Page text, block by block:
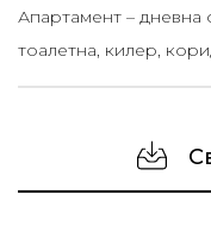
Апартамент – дневна
тоалетна, килер,